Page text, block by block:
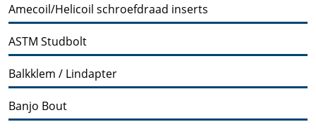
Amecoil/Helicoil schroefdraad inserts
ASTM Studbolt
Balkklem / Lindapter
Banjo Bout